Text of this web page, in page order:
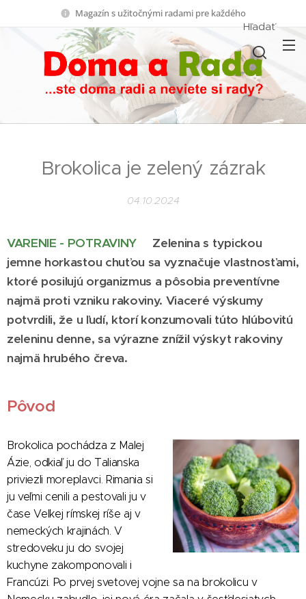
Magazín s užitočnými radami pre každého
Hľadať
Brokolica je zelený zázrak
04.10.2024
VARENIE - POTRAVINY
Zelenina s typickou
jemne horkastou chuťou sa vyznačuje vlastnosťami,
ktoré posilujú organizmus a pôsobia preventívne
najmä proti vzniku rakoviny. Viaceré výskumy
potvrdili, že u ľudí, ktorí konzumovali túto hlúbovitú
zeleninu denne, sa výrazne znížil výskyt rakoviny
najmä hrubého čreva.
Pôvod
Brokolica pochádza z Malej
Ázie, odkiaľ ju do Talianska
priviezli moreplavci. Rimania si
ju veľmi cenili a pestovali ju v
čase Veľkej rímskej ríše aj v
nemeckých krajinách. V
stredoveku ju do svojej
kuchyne zakomponovali i
Francúzi. Po prvej svetovej vojne sa na brokolicu v